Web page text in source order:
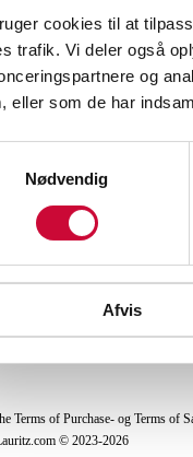
cookies til at
trafik. Vi deler også
og
eller som de har
Nødvendig
Afvis
SELL
Conditions of sale
Terms of Purchase- og Terms of
© 2023-2026